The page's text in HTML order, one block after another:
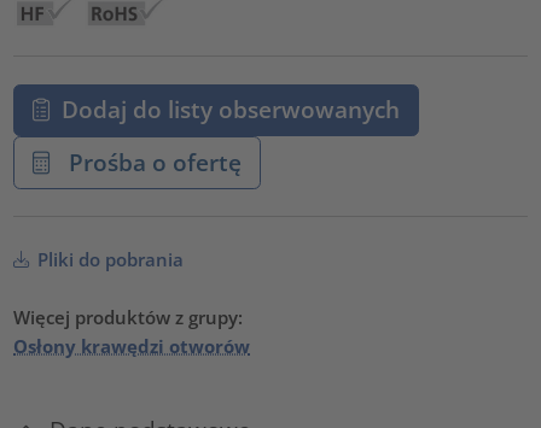
Dodaj do listy obserwowanych
Prośba o ofertę
Pliki do pobrania
Więcej produktów z grupy:
Osłony krawędzi otworów